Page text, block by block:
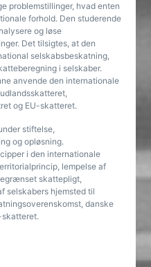
problemstillinger, hvad enten
forhold. Den studerende
og løse
Det tilsigtes, at den
selskabsbeskatning,
i selskaber.
anvende den internationale
og EU-skatteret.
stiftelse,
og opløsning.
i den internationale
lempelse af
skattepligt,
selskabers hjemsted til
danske
skatteret.